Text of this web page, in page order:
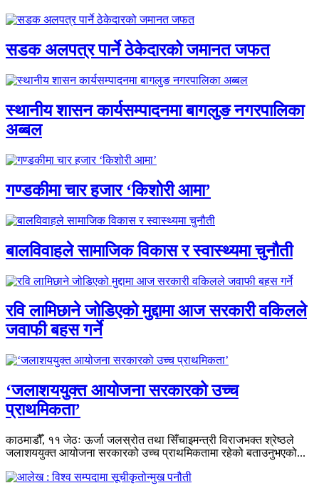
सडक अलपत्र पार्ने ठेकेदारको जमानत जफत
स्थानीय शासन कार्यसम्पादनमा बागलुङ नगरपालिका
अब्बल
गण्डकीमा चार हजार ‘किशोरी आमा’
बालविवाहले सामाजिक विकास र स्वास्थ्यमा चुनौती
रवि लामिछाने जोडिएको मुद्दामा आज सरकारी वकिलले
जवाफी बहस गर्ने
‘जलाशययुक्त आयोजना सरकारको उच्च
प्राथमिकता’
काठमाडौँ, ११ जेठः ऊर्जा जलस्रोत तथा सिँचाइमन्त्री विराजभक्त श्रेष्ठले
जलाशययुक्त आयोजना सरकारको उच्च प्राथमिकतामा रहेको बताउनुभएको...